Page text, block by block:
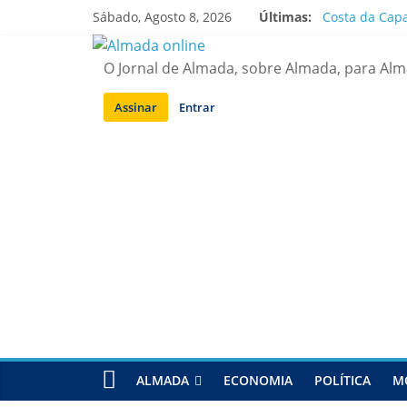
Sábado, Agosto 8, 2026 Últimas:
Costa da
Laranjeiro |
Ponte 25 de
O Jornal de Almada, sobre Almada, para
Assinar Entrar
ALMADA ECONOMIA POLÍTICA